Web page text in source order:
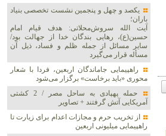
یکصد و چهل و پنجمین نشست تخصصی بنیاد
باران؛
آیت الله سروش‌محلاتی: هدف قیام امام
حسین(ع)، رهایی بندگان خدا از جهالت بود/
سایر مسائل از جمله ظلم و فساد، ذیل آن
مسأله قرار می‌گیرد
راهپیمایی جاماندگان اربعین، فردا با شعار
محوری «باید برخاست» برگزار می‌شود
حمله پهپادی به ساحل مصر / 2 کشتی
آمریکایی آتش گرفتند + تصاویر
از تخریب حرم و مجازات اعدام برای زیارت تا
راهپیمایی میلیونی اربعین